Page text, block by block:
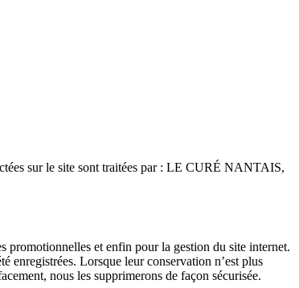
sur le site sont traitées par : LE CURÉ NANTAIS,
et enfin pour la gestion du site internet.
enregistrées. Lorsque leur conservation n’est plus
nous les supprimerons de façon sécurisée.